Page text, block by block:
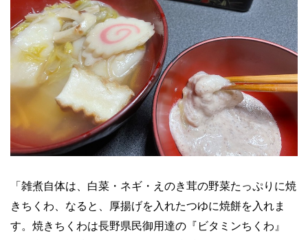
「雑煮自体は、白菜・ネギ・えのき茸の野菜たっぷりに焼
きちくわ、なると、厚揚げを入れたつゆに焼餅を入れま
す。焼きちくわは長野県民御用達の『ビタミンちくわ』